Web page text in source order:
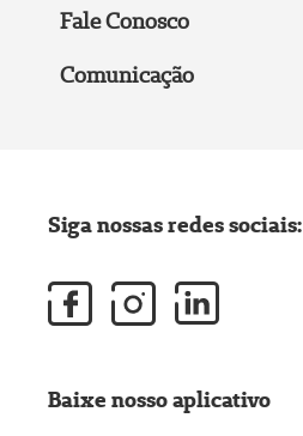
Fale Conosco
Comunicação
Siga nossas redes sociais:
Baixe nosso aplicativo